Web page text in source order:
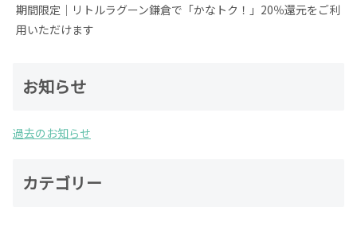
期間限定│リトルラグーン鎌倉で「かなトク！」20％還元をご利
用いただけます
お知らせ
過去のお知らせ
カテゴリー